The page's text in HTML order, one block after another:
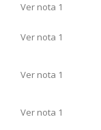
Ver nota 1
Ver nota 1
Ver nota 1
Ver nota 1